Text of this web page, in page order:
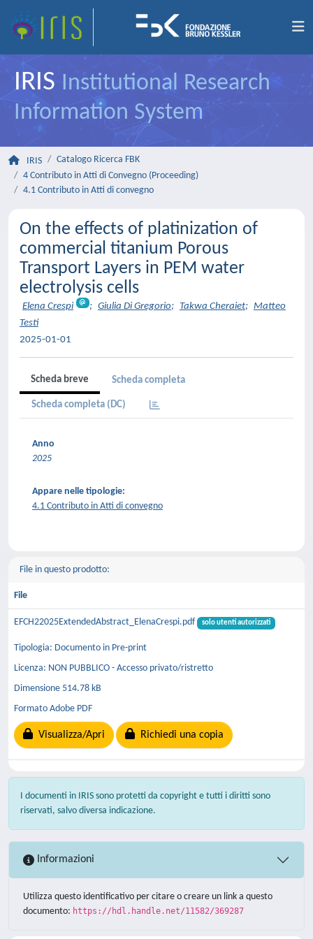
IRIS Institutional Research
Information System
IRIS
Catalogo Ricerca FBK
4 Contributo in Atti di Convegno (Proceeding)
4.1 Contributo in Atti di convegno
On the effects of platinization of
commercial titanium Porous
Transport Layers in PEM water
electrolysis cells
Elena Crespi ; Giulia Di Gregorio; Takwa Cheraiet; Matteo
Testi
2025-01-01
Scheda breve Scheda completa
Scheda completa (DC)
Anno
2025
Appare nelle tipologie:
4.1 Contributo in Atti di convegno
File in questo prodotto:
File
EFCH22025ExtendedAbstract_ElenaCrespi.pdf solo utenti autorizzati
Tipologia: Documento in Pre-print
Licenza: NON PUBBLICO - Accesso privato/ristretto
Dimensione 514.78 kB
Formato Adobe PDF
Visualizza/Apri Richiedi una copia
I documenti in IRIS sono protetti da copyright e tutti i diritti sono
riservati, salvo diversa indicazione.
Informazioni
Utilizza questo identificativo per citare o creare un link a questo
documento: https://hdl.handle.net/11582/369287